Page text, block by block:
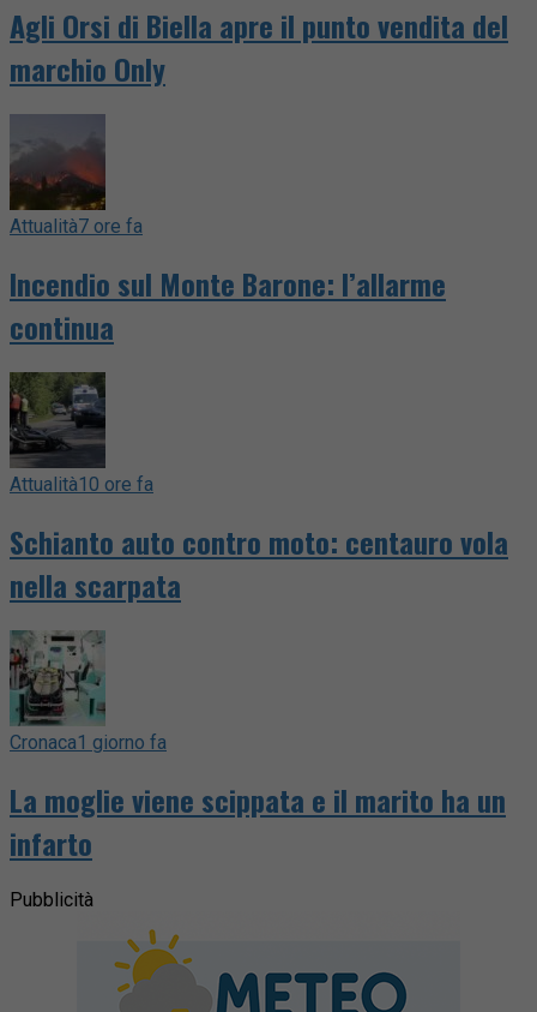
Agli Orsi di Biella apre il punto vendita del
marchio Only
Attualità7 ore fa
Incendio sul Monte Barone: l’allarme
continua
Attualità10 ore fa
Schianto auto contro moto: centauro vola
nella scarpata
Cronaca1 giorno fa
La moglie viene scippata e il marito ha un
infarto
Pubblicità